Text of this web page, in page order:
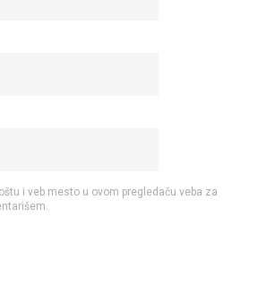
i veb mesto u ovom pregledaču veba za